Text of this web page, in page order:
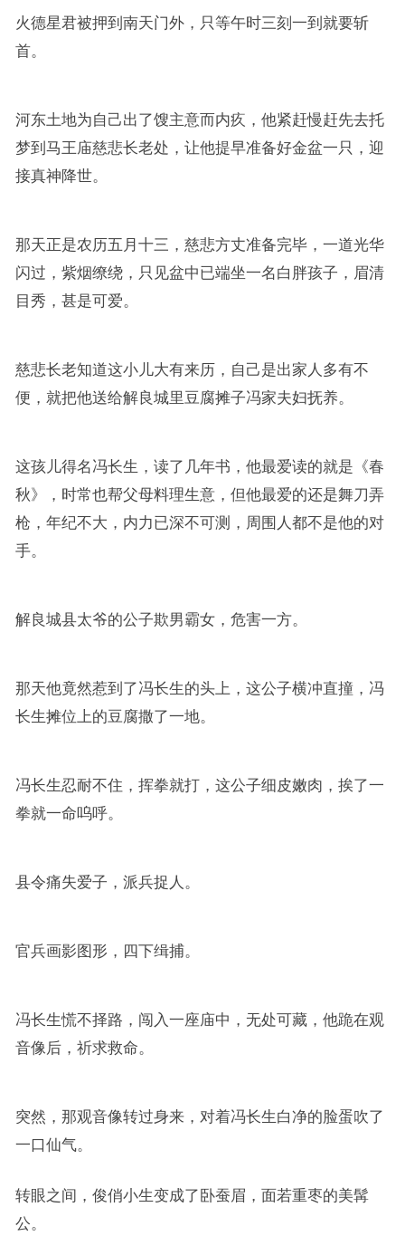
火德星君被押到南天门外，只等午时三刻一到就要斩
首。
河东土地为自己出了馊主意而内疚，他紧赶慢赶先去托
梦到马王庙慈悲长老处，让他提早准备好金盆一只，迎
接真神降世。
那天正是农历五月十三，慈悲方丈准备完毕，一道光华
闪过，紫烟缭绕，只见盆中已端坐一名白胖孩子，眉清
目秀，甚是可爱。
慈悲长老知道这小儿大有来历，自己是出家人多有不
便，就把他送给解良城里豆腐摊子冯家夫妇抚养。
这孩儿得名冯长生，读了几年书，他最爱读的就是《春
秋》，时常也帮父母料理生意，但他最爱的还是舞刀弄
枪，年纪不大，内力已深不可测，周围人都不是他的对
手。
解良城县太爷的公子欺男霸女，危害一方。
那天他竟然惹到了冯长生的头上，这公子横冲直撞，冯
长生摊位上的豆腐撒了一地。
冯长生忍耐不住，挥拳就打，这公子细皮嫩肉，挨了一
拳就一命呜呼。
县令痛失爱子，派兵捉人。
官兵画影图形，四下缉捕。
冯长生慌不择路，闯入一座庙中，无处可藏，他跪在观
音像后，祈求救命。
突然，那观音像转过身来，对着冯长生白净的脸蛋吹了
一口仙气。
转眼之间，俊俏小生变成了卧蚕眉，面若重枣的美髯
公。